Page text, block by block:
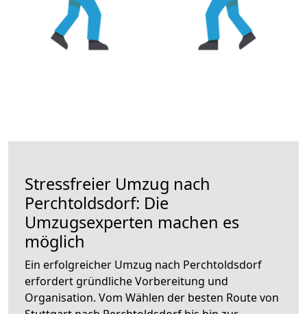
Stressfreier Umzug nach
Perchtoldsdorf: Die
Umzugsexperten machen es
möglich
Ein erfolgreicher Umzug nach Perchtoldsdorf
erfordert gründliche Vorbereitung und
Organisation. Vom Wählen der besten Route von